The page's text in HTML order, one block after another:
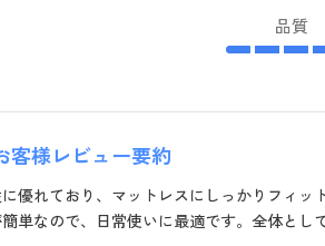
品質
客様レビュー要約
優れており、マットレスにしっかりフィ
単なので、日常使いに最適です。全体とし